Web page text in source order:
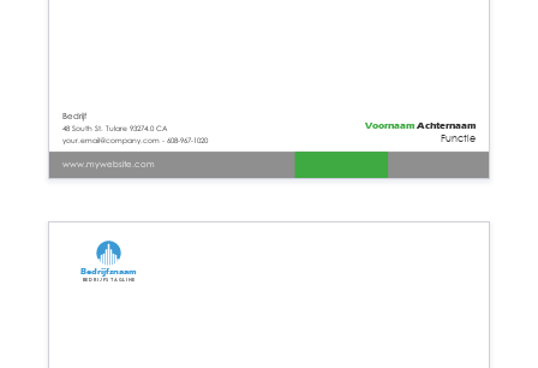
www.mywebsite.com
Functie
Voornaam Achternaam
your.email@company.com - 608-967-1020
Bedrijf
48 South St. Tulare 93274.0 CA
Bedrijfsnaam
Bedrijfs tagline